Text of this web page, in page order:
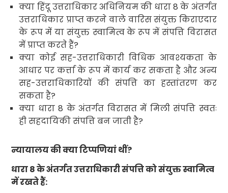
क्या हिंदू उत्तराधिकार अधिनियम की धारा8के अंतर्गत
उत्तराधिकार प्राप्त करने वाले वारिस संयुक्त किराएदार
के रूप में या संयुक्त स्वामित्वके रूप में संपत्ति विरासत
में प्राप्त करते हैं?
क्या कोई सह-उत्तराधिकारी विधिक आवश्यकता के
आधार पर कर्त्ता के रूप में कार्य कर सकता है और अन्य
सह-उत्तराधिकारियों की संपत्ति का हस्तांतरण कर
सकता है?
क्या धारा8 के अंतर्गत विरासत में मिली संपत्ति स्वतः
ही सहदायिकी संपत्ति बन जाती है?
न्यायालय की क्या टिप्पणियां थीं?
धारा8के अंतर्गत उत्तराधिकारी संपत्ति को संयुक्त स्वामित्व
में रखते हैं: